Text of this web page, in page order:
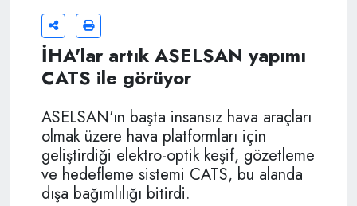
İHA'lar artık ASELSAN yapımı
CATS ile görüyor
ASELSAN'ın başta insansız hava araçları
olmak üzere hava platformları için
geliştirdiği elektro-optik keşif, gözetleme
ve hedefleme sistemi CATS, bu alanda
dışa bağımlılığı bitirdi.